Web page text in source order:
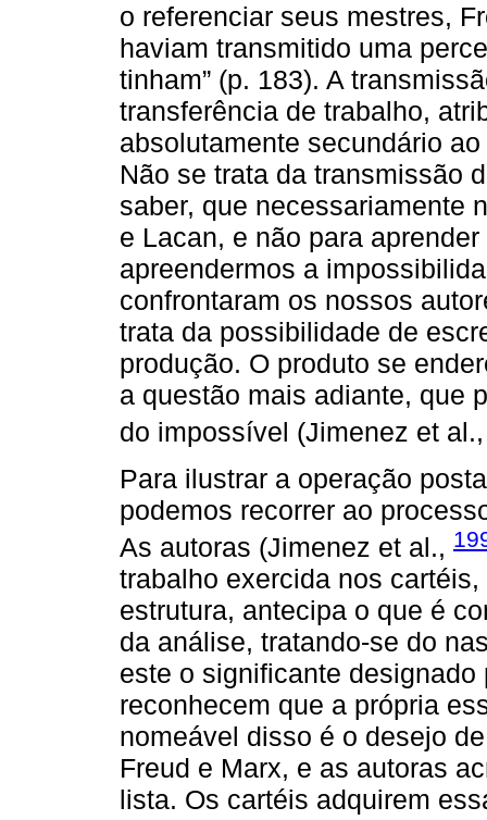
o referenciar seus mestres,
haviam transmitido uma
tinham” (p. 183). A
transferência de trabalho,
absolutamente secundário
Não se trata da transmissão
saber, que necessariamente
e Lacan, e não para
apreendermos a
confrontaram os nossos
trata da possibilidade de
produção. O produto se
a questão mais adiante, que
do impossível (Jimenez et
Para ilustrar a operação
podemos recorrer ao
As autoras (Jimenez et al.,
trabalho exercida nos
estrutura, antecipa o que é
da análise, tratando-se do
este o significante
reconhecem que a própria
nomeável disso é o desejo
Freud e Marx, e as autoras
lista. Os cartéis adquirem